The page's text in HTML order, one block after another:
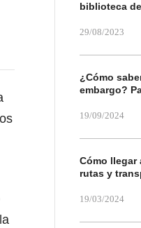
biblioteca
29/08/2023
¿Cómo
embargo?
19/09/2024
Cómo llegar
rutas y
19/03/2024